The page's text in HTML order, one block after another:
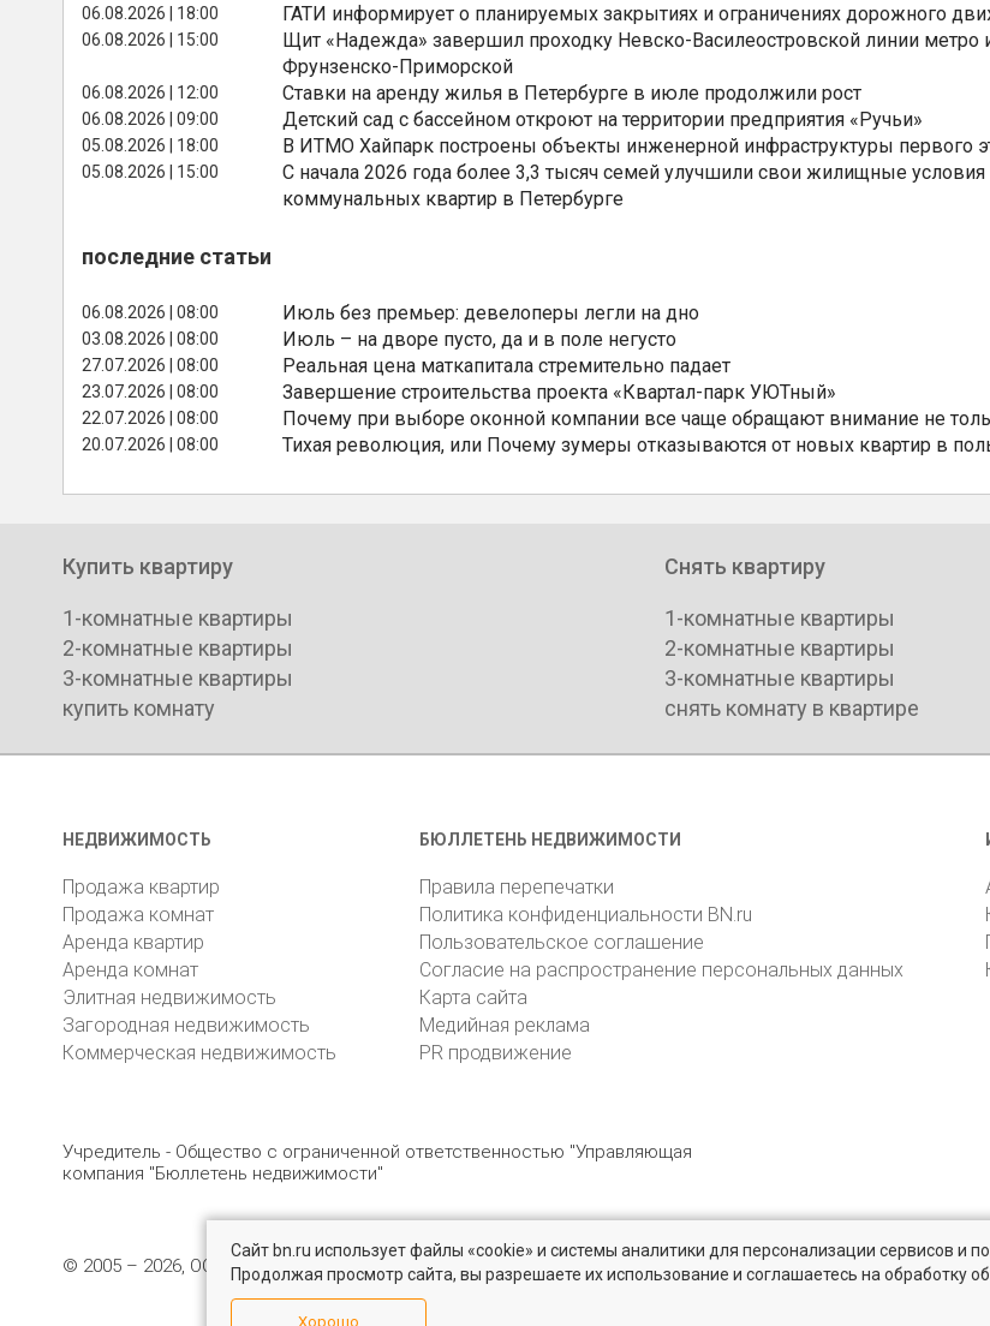
06.08.2026 | 18:00 ГАТИ информирует о планируемых закрытиях и ограничениях дорожного
06.08.2026 | 15:00
Щит «Надежда» завершил проходку Невско-Василеостровской линии метро
Фрунзенско-Приморской
06.08.2026 | 12:00 Ставки на аренду жилья в Петербурге в июле продолжили рост
06.08.2026 | 09:00 Детский сад с бассейном откроют на территории предприятия «Ручьи»
05.08.2026 | 18:00 В ИТМО Хайпарк построены объекты инженерной инфраструктуры первого
05.08.2026 | 15:00
С начала 2026 года более 3,3 тысяч семей улучшили свои жилищные условия
коммунальных квартир в Петербурге
последние статьи
06.08.2026 | 08:00 Июль без премьер: девелоперы легли на дно
03.08.2026 | 08:00 Июль – на дворе пусто, да и в поле негусто
27.07.2026 | 08:00 Реальная цена маткапитала стремительно падает
23.07.2026 | 08:00 Завершение строительства проекта «Квартал-парк УЮТный»
22.07.2026 | 08:00 Почему при выборе оконной компании все чаще обращают внимание не
20.07.2026 | 08:00 Тихая революция, или Почему зумеры отказываются от новых квартир в
Купить квартиру
1-комнатные квартиры
2-комнатные квартиры
3-комнатные квартиры
купить комнату
Снять квартиру
1-комнатные квартиры
2-комнатные квартиры
3-комнатные квартиры
снять комнату в квартире
НЕДВИЖИМОСТЬ
Продажа квартир
Продажа комнат
Аренда квартир
Аренда комнат
Элитная недвижимость
Загородная недвижимость
Коммерческая недвижимость
БЮЛЛЕТЕНЬ НЕДВИЖИМОСТИ
Правила перепечатки
Политика конфиденциальности BN.ru
Пользовательское соглашение
Согласие на распространение персональных данных
Карта сайта
Медийная реклама
PR продвижение
Учредитель - Общество с ограниченной ответственностью "Управляющая
компания "Бюллетень недвижимости"
© 2005 – 2026, ООО «УК «БН» 8 (812) 331-93-56 196105, Санкт-Петербург, пр. Юрия Гагарина, 1
Сайт bn.ru использует файлы «cookie» и системы аналитики для персонализации сервисов и
Продолжая просмотр сайта, вы разрешаете их использование и соглашаетесь на обработку
Хорошо